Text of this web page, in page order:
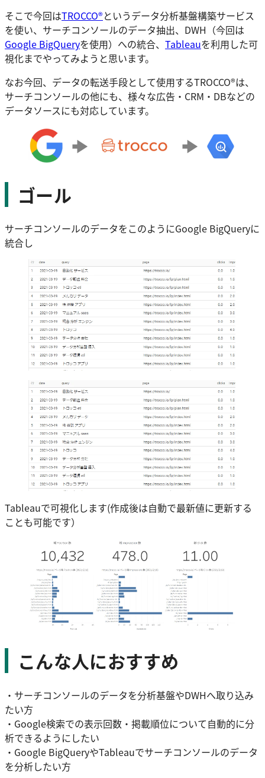
そこで今回はTROCCO®️というデータ分析基盤構築サービス
を使い、サーチコンソールのデータ抽出、DWH（今回は
Google BigQueryを使用）への統合、 Tableauを利用した可
視化までやってみようと思います。
なお今回、データの転送手段として使用するTROCCO®は、
サーチコンソールの他にも、様々な広告・CRM・DBなどの
データソースにも対応しています。
ゴール
サーチコンソールのデータをこのようにGoogle BigQueryに
統合し
Tableauで可視化します(作成後は自動で最新値に更新する
ことも可能です）
こんな人におすすめ
・サーチコンソールのデータを分析基盤やDWHへ取り込み
たい方
・Google検索での表示回数・掲載順位について自動的に分
析できるようにしたい
・Google BigQueryやTableauでサーチコンソールのデータ
を分析したい方